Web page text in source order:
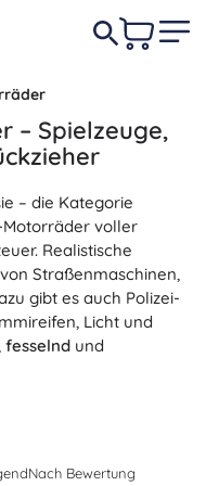
– Spielzeuge,
– die Kategorie
voller
Realistische
Straßenmaschinen,
gibt es auch Polizei-
Licht und
fesselnd und
im
mit
Manöver. Ein
Nach Bewertung